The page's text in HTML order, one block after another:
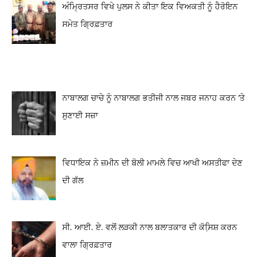
ਅੰਮ੍ਰਿਤਸਰ ਵਿਖੇ ਪੁਲਸ ਨੇ ਕੀਤਾ ਇਕ ਵਿਅਕਤੀ ਨੂੰ ਹੈਰੋਇਨ
ਸਮੇਤ ਗ੍ਰਿਫ਼ਤਾਰ
ਨਾਬਾਲਗ ਚਾਚੇ ਨੂੰ ਨਾਬਾਲਗ ਭਤੀਜੀ ਨਾਲ ਜਬਰ ਜਨਾਹ ਕਰਨ ‘ਤੇ
ਸੁਣਾਈ ਸਜ਼ਾ
ਵਿਧਾਇਕ ਨੇ ਜ਼ਮੀਨ ਦੀ ਬੋਲੀ ਮਾਮਲੇ ਵਿਚ ਆਖੀ ਅਸਤੀਫਾ ਦੇਣ
ਦੀ ਗੱਲ
ਸੀ. ਆਈ. ਏ. ਵਲੋਂ ਲੜਕੀ ਨਾਲ ਬਲਾਤਕਾਰ ਦੀ ਕੋਸਿ਼ਸ਼ ਕਰਨ
ਵਾਲਾ ਗ੍ਰਿਫ਼ਤਾਰ